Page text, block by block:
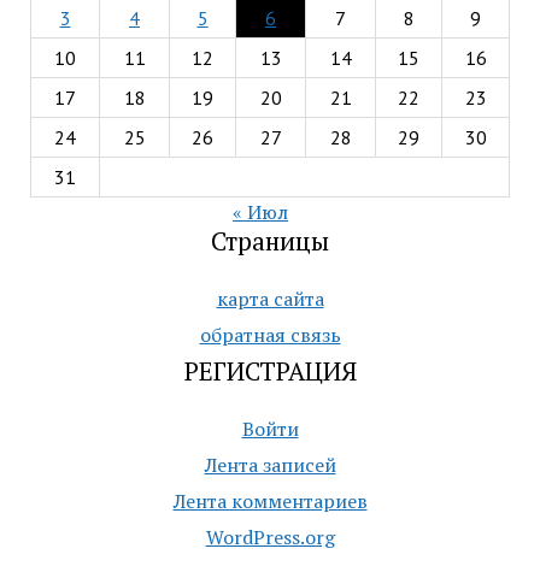
3
4 5 6 7 8
9
10
11 12 13 14 15
16
17
18 19 20 21 22
23
24
25 26 27 28 29
30
31
« Июл
Страницы
карта сайта
обратная связь
РЕГИСТРАЦИЯ
Войти
Лента записей
Лента комментариев
WordPress.org